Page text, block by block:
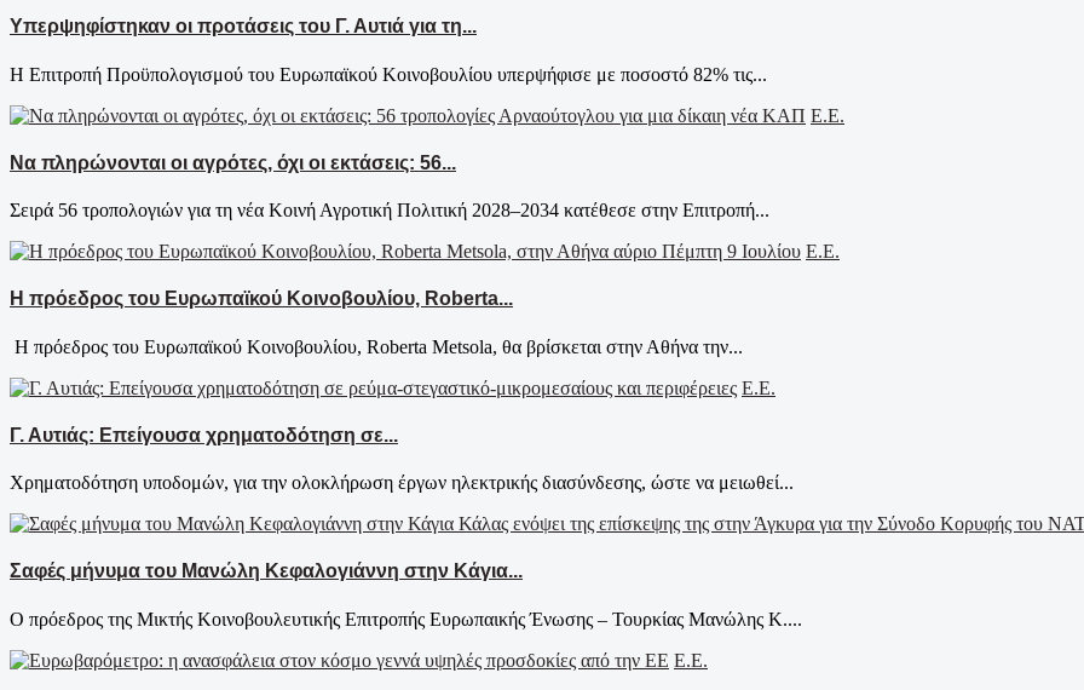
Υπερψηφίστηκαν οι προτάσεις του Γ. Αυτιά για τη...
H Επιτροπή Προϋπολογισμού του Ευρωπαϊκού Κοινοβουλίου υπερψήφισε με ποσοστό 82% τις...
Ε.Ε.
Να πληρώνονται οι αγρότες, όχι οι εκτάσεις: 56...
Σειρά 56 τροπολογιών για τη νέα Κοινή Αγροτική Πολιτική 2028–2034 κατέθεσε στην Επιτροπή...
Ε.Ε.
Η πρόεδρος του Ευρωπαϊκού Κοινοβουλίου, Roberta...
​Η πρόεδρος του Ευρωπαϊκού Κοινοβουλίου, Roberta Metsola, θα βρίσκεται στην Αθήνα την...
Ε.Ε.
Γ. Αυτιάς: Επείγουσα χρηματοδότηση σε...
Χρηματοδότηση υποδομών, για την ολοκλήρωση έργων ηλεκτρικής διασύνδεσης, ώστε να μειωθεί...
Σαφές μήνυμα του Μανώλη Κεφαλογιάννη στην Κάγια...
Ο πρόεδρος της Μικτής Κοινοβουλευτικής Επιτροπής Ευρωπαικής Ένωσης – Τουρκίας Μανώλης Κ....
Ε.Ε.